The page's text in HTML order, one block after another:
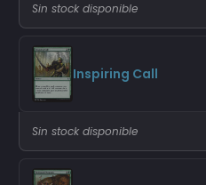
Sin stock disponible
Inspiring Call
Sin stock disponible